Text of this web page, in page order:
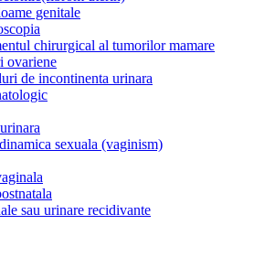
genitale
chirurgical al tumorilor mamare
ovariene
de incontinenta urinara
sexuala (vaginism)
sau urinare recidivante